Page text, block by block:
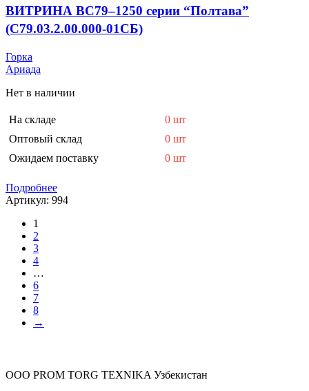
ВИТРИНА ВС79–1250 серии “Полтава”
(С79.03.2.00.000-01СБ)
Горка
Ариада
Нет в наличии
На складе
0 шт
Оптовый склад
0 шт
Ожидаем поставку
0 шт
Подробнее
Артикул: 994
1
2
3
4
…
6
7
8
→
OOO PROM TORG TEXNIKA Узбекистан